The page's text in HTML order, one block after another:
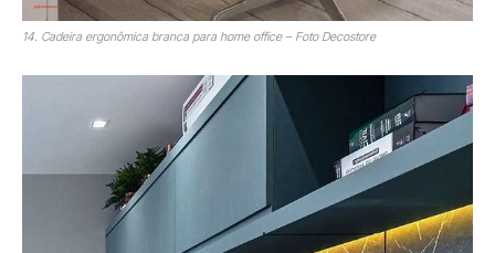
14. Cadeira ergonômica branca para home office – Foto Decostore